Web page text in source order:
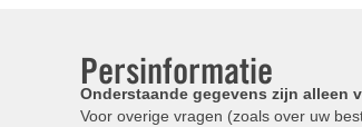
Persinformatie
Onderstaande gegevens zijn alleen
Voor overige vragen (zoals over uw